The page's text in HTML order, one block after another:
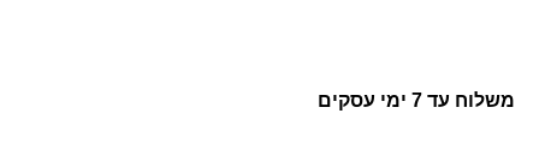
משלוח עד 7 ימי עסקים